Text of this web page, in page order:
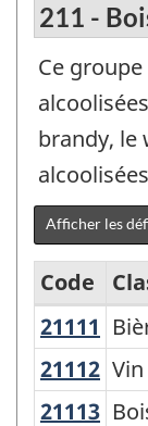
211 -
Ce
brandy, le
Afficher les
Variante
de
SCPAN
Code
21111
21112
21113